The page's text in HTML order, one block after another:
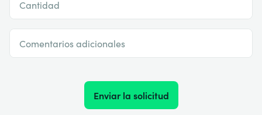
Cantidad
Comentarios adicionales
Enviar la solicitud